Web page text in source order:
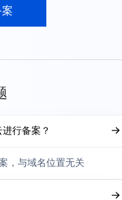
行备案？
，与域名位置无关